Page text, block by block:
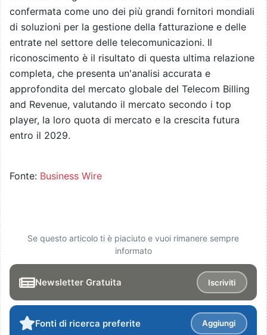
confermata come uno dei più grandi fornitori mondiali
di soluzioni per la gestione della fatturazione e delle
entrate nel settore delle telecomunicazioni. Il
riconoscimento è il risultato di questa ultima relazione
completa, che presenta un'analisi accurata e
approfondita del mercato globale del Telecom Billing
and Revenue, valutando il mercato secondo i top
player, la loro quota di mercato e la crescita futura
entro il 2029.
Fonte: Business Wire
Se questo articolo ti è piaciuto e vuoi rimanere sempre
informato
Newsletter Gratuita Iscriviti
Fonti di ricerca preferite Aggiungi